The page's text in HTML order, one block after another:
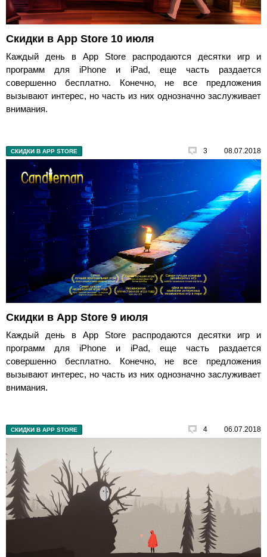
Скидки в App Store 10 июля
Каждый день в App Store распродаются десятки игр и
программ для iPhone и iPad, еще часть раздается
совершенно бесплатно. Конечно, не все предложения
вызывают интерес, но часть из них однозначно заслуживает
внимания.
СКИДКИ В APP STORE 3 08.07.2018
Скидки в App Store 9 июля
Каждый день в App Store распродаются десятки игр и
программ для iPhone и iPad, еще часть раздается
совершенно бесплатно. Конечно, не все предложения
вызывают интерес, но часть из них однозначно заслуживает
внимания.
СКИДКИ В APP STORE 4 06.07.2018